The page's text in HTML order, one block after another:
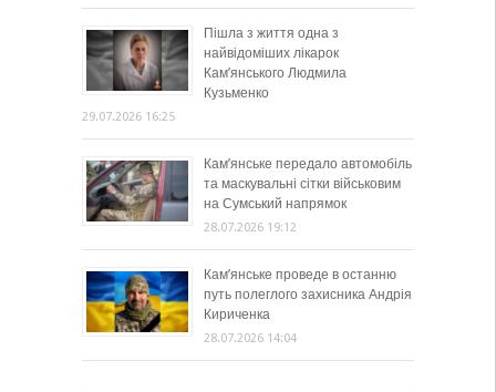
Пішла з життя одна з
найвідоміших лікарок
Кам’янського Людмила
Кузьменко
29.07.2026 16:25
Кам’янське передало автомобіль
та маскувальні сітки військовим
на Сумський напрямок
28.07.2026 19:12
Кам’янське проведе в останню
путь полеглого захисника Андрія
Кириченка
28.07.2026 14:04